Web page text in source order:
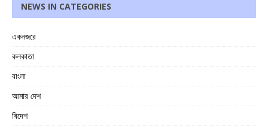
NEWS IN CATEGORIES
একনজরে
কলকাতা
বাংলা
আমার দেশ
বিদেশ